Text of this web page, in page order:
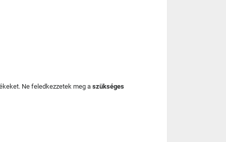
Ne feledkezzetek meg aszükséges